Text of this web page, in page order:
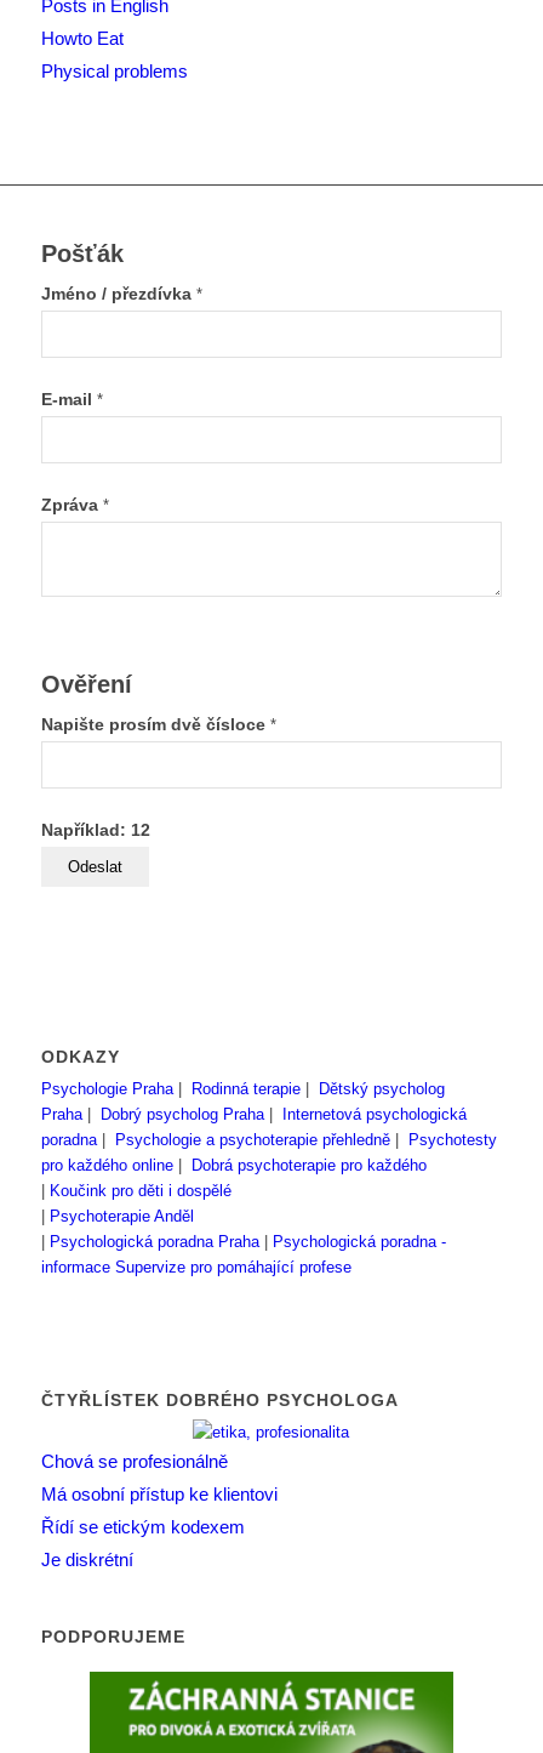
Posts in English
Howto Eat
Physical problems
Pošťák
Jméno / přezdívka *
E-mail *
Zpráva *
Ověření
Napište prosím dvě čísloce *
Například: 12
ODKAZY
Psychologie Praha| Rodinná terapie|
Dětský psycholog
Praha| Dobrý psycholog Praha|
Internetová psychologická
poradna| Psychologie a psychoterapie přehledně|
Psychotesty
pro každého online|
Dobrá psychoterapie pro každého
Koučink pro děti i dospělé
Psychoterapie Anděl
Psychologická poradna Praha|
Psychologická poradna -
informace Supervize pro pomáhající profese
ČTYŘLÍSTEK DOBRÉHO PSYCHOLOGA
Chová se profesionálně
Má osobní přístup ke klientovi
Řídí se etickým kodexem
Je diskrétní
PODPORUJEME